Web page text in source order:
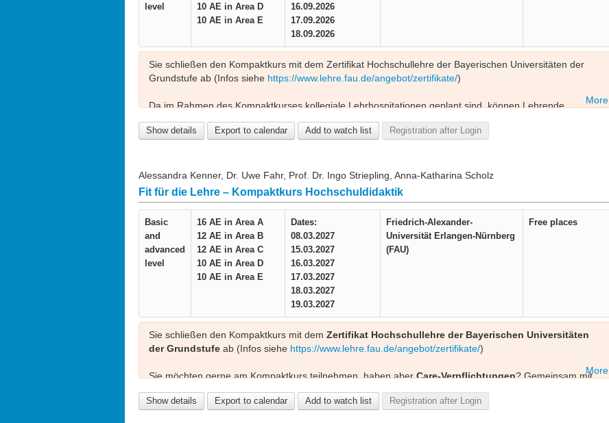
level
10 AE in Area D
10 AE in Area E
16.09.2026
17.09.2026
18.09.2026
Sie schließen den Kompaktkurs mit dem Zertifikat Hochschullehre der Bayerischen Universitäten der
Grundstufe ab (Infos siehe https://www.lehre.fau.de/angebot/zertifikate/)
Da im Rahmen des Kompaktkurses kollegiale Lehrhospitationen geplant sind, können Lehrende
teilnehmen. Bitte senden Sie bei Interesse eine Mail an lehre-hochschuldidaktik@fau.de.
More
Show details Export to calendar Add to watch list Registration after Login
Alessandra Kenner, Dr. Uwe Fahr, Prof. Dr. Ingo Striepling, Anna-Katharina Scholz
Fit für die Lehre – Kompaktkurs Hochschuldidaktik
Basic
and
advanced
level
16 AE in Area A
12 AE in Area B
12 AE in Area C
10 AE in Area D
10 AE in Area E
Dates:
08.03.2027
15.03.2027
16.03.2027
17.03.2027
18.03.2027
19.03.2027
Friedrich-Alexander-
Universität Erlangen-Nürnberg
(FAU)
Free places
Sie schließen den Kompaktkurs mit dem Zertifikat Hochschullehre der Bayerischen Universitäten
der Grundstufe ab (Infos siehe https://www.lehre.fau.de/angebot/zertifikate/)
Sie möchten gerne am Kompaktkurs teilnehmen, haben aberCare-Verpflichtungen? Gemeinsam mit
können. Kontaktieren Sie uns gerne (lehre-hochschuldidaktik@fau.de)!
More
Show details Export to calendar Add to watch list Registration after Login